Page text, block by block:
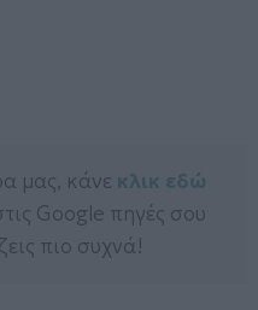
μας, κάνε κλικ εδώ
Google πηγές σου
πιο συχνά!